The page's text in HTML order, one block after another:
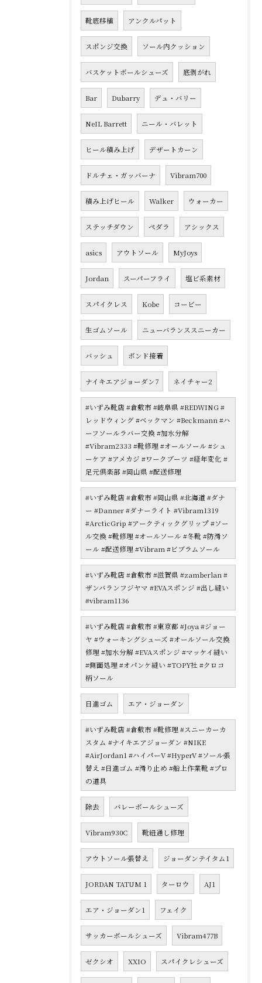
靴底移植 アンクルパット
スポンジ交換 ソール内クッション
バスケットボールシューズ 底剥がれ
Bar Dubarry デュ・バリー
NeIL Barrett ニール・バレット
ヒール積み上げ デザートカーン
ドルチェ・ガッバーナ Vibram700
積み上げヒール Walker ウォーカー
ステッチダウン ペダラ アシックス
asics アウトソール MyJoys
Jordan スーパーフライ 塩ビ系素材
スパイクレス Kobe コービー
生ゴムソール ニューバランススニーカー
バッシュ ボンド接着
ナイキエアジョーダン7 ネイチャー2
#いずみ靴店 #倉敷市 #岐阜県 #REDWING #
レッドウィング #ベックマン #Beckmann #ハ
ーフソールラバー交換 #加水分解
#Vibram2333 #靴修理 #オールソール #シュ
ーケア #アメカジ #ワークブーツ #経年変化 #
足元倶楽部 #岡山県 #配送修理
#いずみ靴店 #倉敷市 #岡山県 #北海道 #ダナ
ー #Danner #ダナーライト #Vibram1319
#ArcticGrip #アークティックグリップ #ソー
ル交換 #靴修理 #オールソール #冬靴 #防滑ソ
ール #配送修理 #Vibram #ビブラムソール
#いずみ靴店 #倉敷市 #滋賀県 #zamberlan #
ザンバランフジヤマ #EVAスポンジ #出し縫い
#vibram1136
#いずみ靴店 #倉敷市 #東京都 #Joya #ジョー
ヤ #ウォーキングシューズ #オールソール交換
修理 #加水分解 #EVAスポンジ #マッケイ縫い
#側面処理 #オパンケ縫い #TOPY社 #クロコ
柄ソール
日進ゴム エア・ジョーダン
#いずみ靴店 #倉敷市 #靴修理 #スニーカーカ
スタム #ナイキエアジョーダン #NIKE
#AirJordan1 #ハイパーV #HyperV #ソール張
替え #日進ゴム #滑り止め #船上作業靴 #プロ
の道具
除去 バレーボールシューズ
Vibram930C 靴紐通し修理
アウトソール張替え ジョーダンテイタム1
JORDAN TATUM 1 ターロウ AJ1
エア・ジョーダン1 フェイク
サッカーボールシューズ Vibram477B
ゼクシオ XXIO スパイクレシューズ